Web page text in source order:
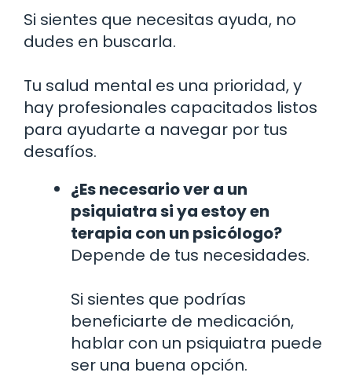
Si sientes que necesitas ayuda, no
dudes en buscarla.
Tu salud mental es una prioridad, y
hay profesionales capacitados listos
para ayudarte a navegar por tus
desafíos.
¿Es necesario ver a un
psiquiatra si ya estoy en
terapia con un psicólogo?
Depende de tus necesidades.
Si sientes que podrías
beneficiarte de medicación,
hablar con un psiquiatra puede
ser una buena opción.